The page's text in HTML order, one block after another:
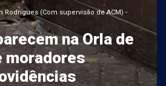
Rodrigues (Com supervisão de ACM) -
na Orla de
moradores